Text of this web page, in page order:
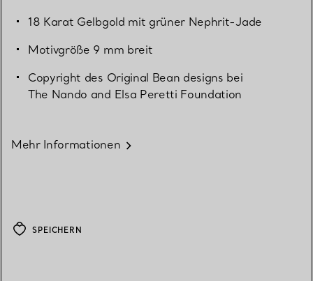
18 Karat Gelbgold mit grüner Nephrit-Jade
Motivgröße 9 mm breit
Copyright des Original Bean designs bei
The Nando and Elsa Peretti Foundation
Mehr Informationen
SPEICHERN